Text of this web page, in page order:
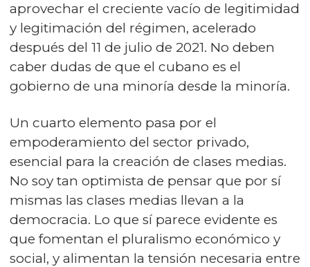
aprovechar el creciente vacío de legitimidad
y legitimación del régimen, acelerado
después del 11 de julio de 2021. No deben
caber dudas de que el cubano es el
gobierno de una minoría desde la minoría.
Un cuarto elemento pasa por el
empoderamiento del sector privado,
esencial para la creación de clases medias.
No soy tan optimista de pensar que por sí
mismas las clases medias llevan a la
democracia. Lo que sí parece evidente es
que fomentan el pluralismo económico y
social, y alimentan la tensión necesaria entre